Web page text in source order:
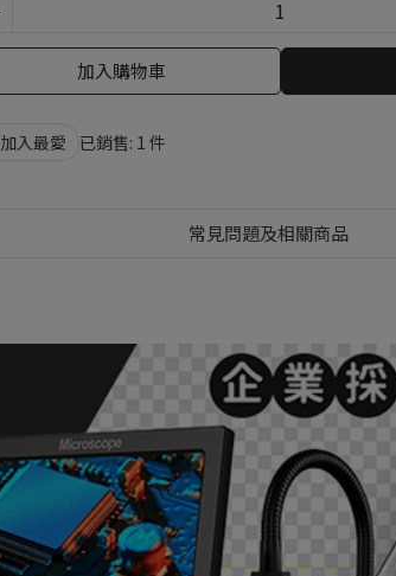
加入購物車
加入最愛 已銷售: 1 件
常見問題及相關商品